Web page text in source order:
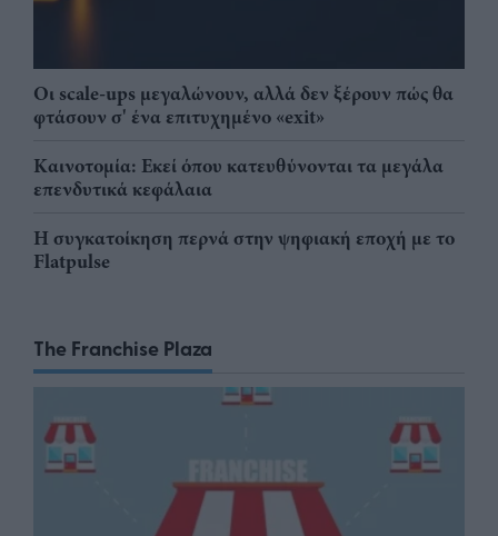
Οι scale-ups μεγαλώνουν, αλλά δεν ξέρουν πώς θα
φτάσουν σ' ένα επιτυχημένο «exit»
Καινοτομία: Εκεί όπου κατευθύνονται τα μεγάλα
επενδυτικά κεφάλαια
Η συγκατοίκηση περνά στην ψηφιακή εποχή με το
Flatpulse
The Franchise Plaza